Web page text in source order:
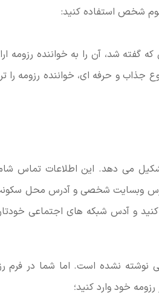
شخص استفاده کنید:
گفته شد، آن را به خواننده رزومه
و حرفه ای، خواننده رزومه را
می دهد. این اطلاعات تماس
آدرس وبسایت شخصی و آدرس محل
و آدس شبکه های اجتماعی
نوشته نشده است. اما شما در فرم
خود وارد کنید؛